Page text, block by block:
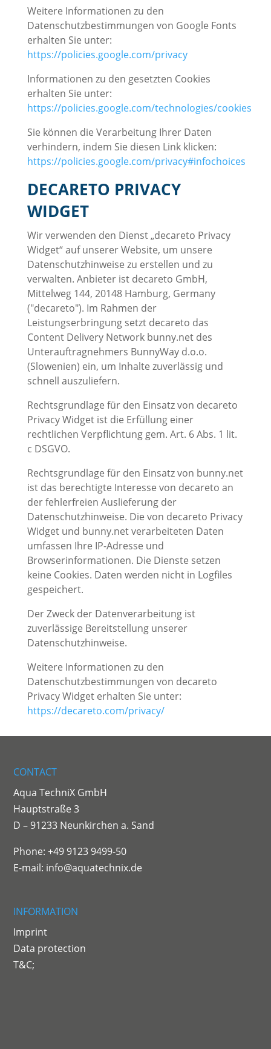
Weitere Informationen zu den
Datenschutzbestimmungen von Google Fonts
erhalten Sie unter:
https://policies.google.com/privacy
Informationen zu den gesetzten Cookies
erhalten Sie unter:
https://policies.google.com/technologies/cookies
Sie können die Verarbeitung Ihrer Daten
verhindern, indem Sie diesen Link klicken:
https://policies.google.com/privacy#infochoices
DECARETO PRIVACY
WIDGET
Wir verwenden den Dienst „decareto Privacy
Widget“ auf unserer Website, um unsere
Datenschutzhinweise zu erstellen und zu
verwalten. Anbieter ist decareto GmbH,
Mittelweg 144, 20148 Hamburg, Germany
("decareto"). Im Rahmen der
Leistungserbringung setzt decareto das
Content Delivery Network bunny.net des
Unterauftragnehmers BunnyWay d.o.o.
(Slowenien) ein, um Inhalte zuverlässig und
schnell auszuliefern.
Rechtsgrundlage für den Einsatz von decareto
Privacy Widget ist die Erfüllung einer
rechtlichen Verpflichtung gem. Art. 6 Abs. 1 lit.
c DSGVO.
Rechtsgrundlage für den Einsatz von bunny.net
ist das berechtigte Interesse von decareto an
der fehlerfreien Auslieferung der
Datenschutzhinweise. Die von decareto Privacy
Widget und bunny.net verarbeiteten Daten
umfassen Ihre IP-Adresse und
Browserinformationen. Die Dienste setzen
keine Cookies. Daten werden nicht in Logfiles
gespeichert.
Der Zweck der Datenverarbeitung ist
zuverlässige Bereitstellung unserer
Datenschutzhinweise.
Weitere Informationen zu den
Datenschutzbestimmungen von decareto
Privacy Widget erhalten Sie unter:
https://decareto.com/privacy/
CONTACT
Aqua TechniX GmbH
Hauptstraße 3
D – 91233 Neunkirchen a. Sand
Phone: +49 9123 9499-50
E-mail: info@aquatechnix.de
INFORMATION
Imprint
Data protection
T&C;